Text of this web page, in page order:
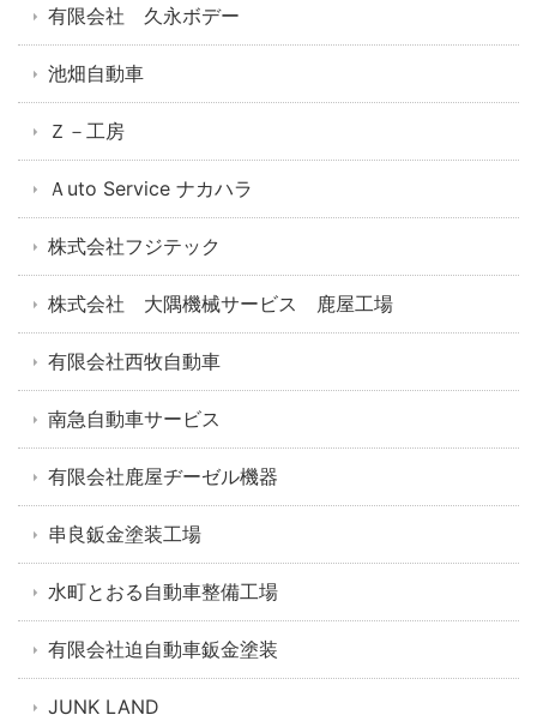
有限会社 久永ボデー
池畑自動車
Ｚ－工房
Ａuto Service ナカハラ
株式会社フジテック
株式会社 大隅機械サービス 鹿屋工場
有限会社西牧自動車
南急自動車サービス
有限会社鹿屋ヂーゼル機器
串良鈑金塗装工場
水町とおる自動車整備工場
有限会社迫自動車鈑金塗装
JUNK LAND